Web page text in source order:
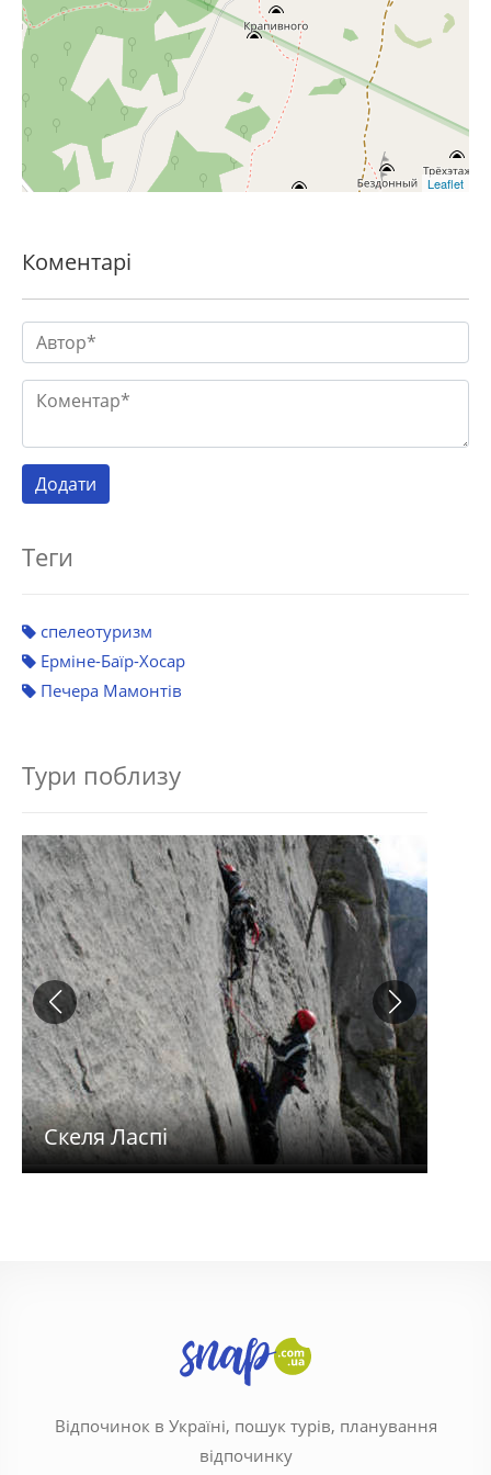
Leaflet
Коментарі
Теги
спелеотуризм
Ерміне-Баїр-Хосар
Печера Мамонтів
Тури поблизу
Скеля Ласпі
Відпочинок в Україні, пошук турів, планування
відпочинку